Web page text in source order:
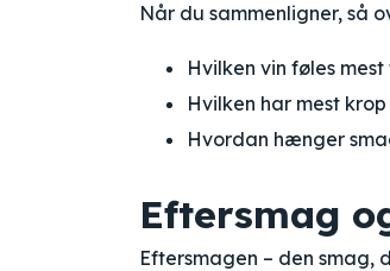
Når du sammenligner, så
Hvilken vin føles mest
Hvilken har mest
Hvordan hænger
Eftersmag
Eftersmagen – den smag,